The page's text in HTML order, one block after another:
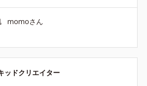
らしいです．ただ，皆様書かれている
プが化粧している手だと滑って開けに
ップの縁にライン等引っかかりがあれ
〜と感じます．キャップの改善お願い
momoさん
ッドクリエイター